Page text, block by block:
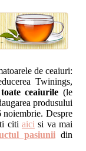
de ceaiuri:
Twinings,
ceaiurile (le
produsului
noiembrie. Despre
citi aici si va mai
pasiuniidin